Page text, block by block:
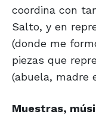
coordina con
Salto, y en
(donde me
piezas que
(abuela, madre
Muestras,